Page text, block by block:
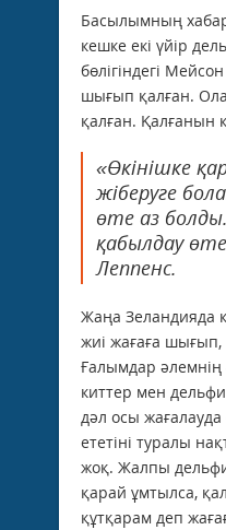
Басылымның
кешке екі үйір
бөлігіндегі
шығып қалған.
қалған. Қалғанын
«Өкінішке
жіберуге
өте аз
қабылдау
Леппенс.
Жаңа Зеландияда
жиі жағаға
Ғалымдар әлемнің
киттер мен
дәл осы
ететіні туралы
жоқ. Жалпы
қарай ұмтылса,
құтқарам деп